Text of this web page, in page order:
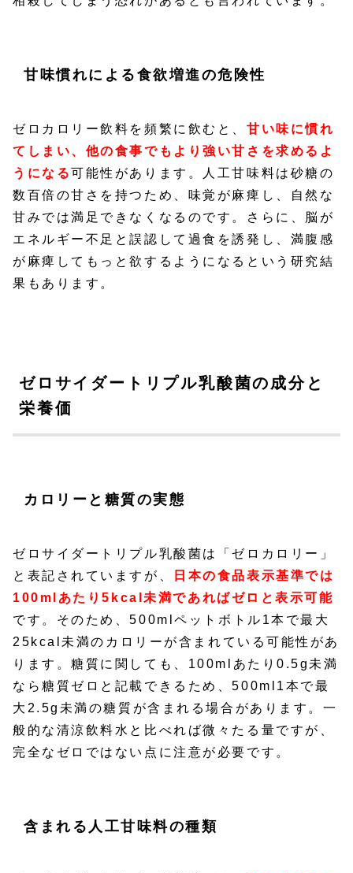
甘味慣れによる食欲増進の危険性
ゼロカロリー飲料を頻繁に飲むと、 甘い味に慣れ
てしまい、他の食事でもより強い甘さを求めるよ
うになる可能性があります。人工甘味料は砂糖の
数百倍の甘さを持つため、味覚が麻痺し、自然な
甘みでは満足できなくなるのです。さらに、脳が
エネルギー不足と誤認して過食を誘発し、満腹感
が麻痺してもっと欲するようになるという研究結
果もあります。
ゼロサイダートリプル乳酸菌の成分と
栄養価
カロリーと糖質の実態
ゼロサイダートリプル乳酸菌は「ゼロカロリー」
と表記されていますが、
日本の食品表示基準では
100mlあたり5kcal未満であればゼロと表示可能
です。そのため、500mlペットボトル1本で最大
25kcal未満のカロリーが含まれている可能性があ
ります。糖質に関しても、100mlあたり0.5g未満
なら糖質ゼロと記載できるため、500ml1本で最
大2.5g未満の糖質が含まれる場合があります。一
般的な清涼飲料水と比べれば微々たる量ですが、
完全なゼロではない点に注意が必要です。
含まれる人工甘味料の種類